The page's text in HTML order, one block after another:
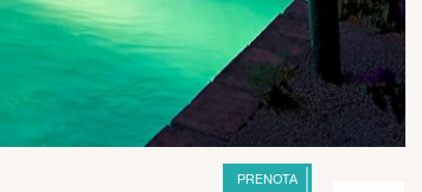
PRENOTA